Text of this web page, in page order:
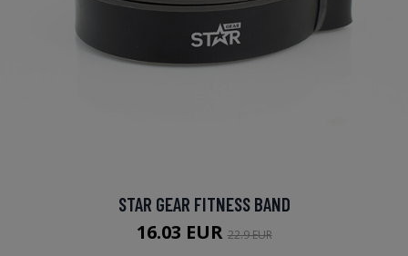
STAR GEAR FITNESS BAND
16.03 EUR22.9 EUR